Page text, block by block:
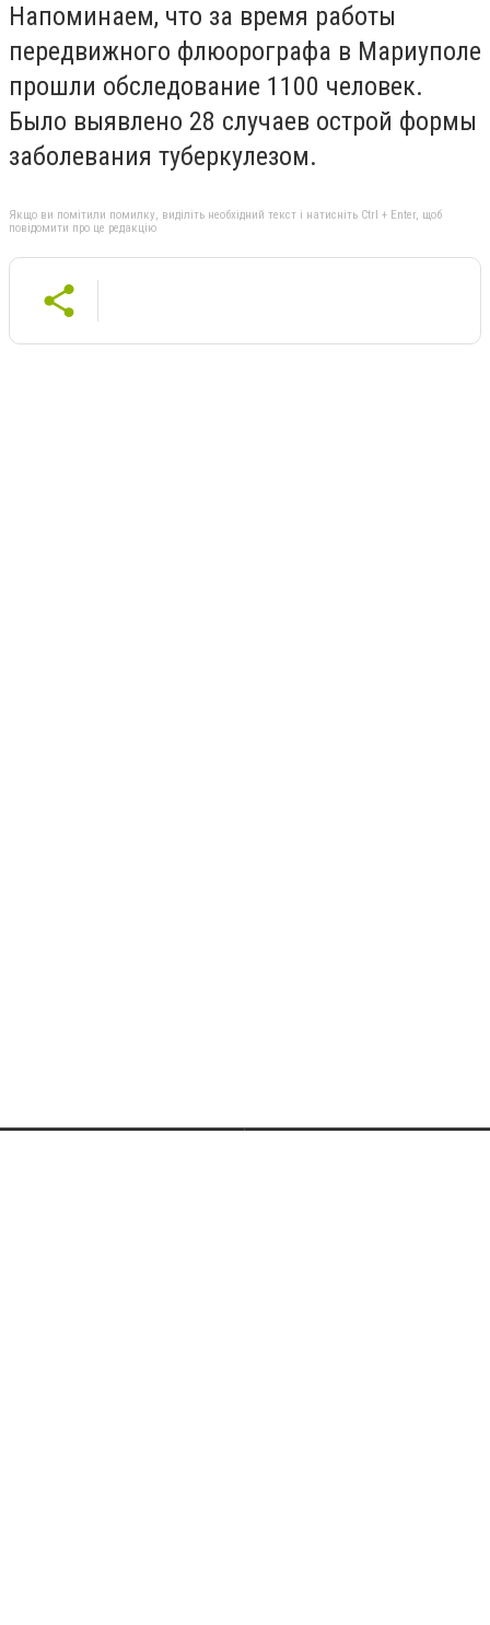
Напоминаем, что за время работы
передвижного флюорографа в Мариуполе
прошли обследование 1100 человек.
Было выявлено 28 случаев острой формы
заболевания туберкулезом.
Якщо ви помітили помилку, виділіть необхідний текст і натисніть Ctrl + Enter, щоб
повідомити про це редакцію